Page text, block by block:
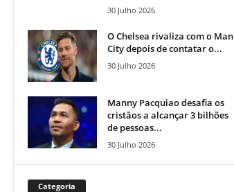
30 Julho 2026
O Chelsea rivaliza com o Man
City depois de contatar o...
30 Julho 2026
Manny Pacquiao desafia os
cristãos a alcançar 3 bilhões
de pessoas...
30 Julho 2026
Categoria